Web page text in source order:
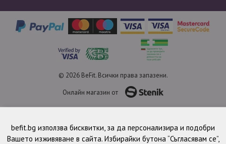
© 2026 BeFit. Всички права запазени.
Онлайн магазин от
befit.bg използва бисквитки, за да персонализира и подобри
Вашето изживяване в сайта. Избирайки бутона “Съгласявам се”,